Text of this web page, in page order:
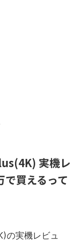
実機レ
買えるって
の実機レビュ